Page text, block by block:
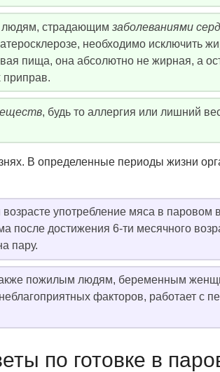
страдающим заболеваниями
необходимо исключить
пища, она абсолютно не жирная, а
приправ.
, будь то аллергия или лишний
В определенные периоды жизни
употребление мяса в паровом
после достижения 6-ти месячного
пару.
пожилым людям, беременным
факторов, работает с
по готовке в